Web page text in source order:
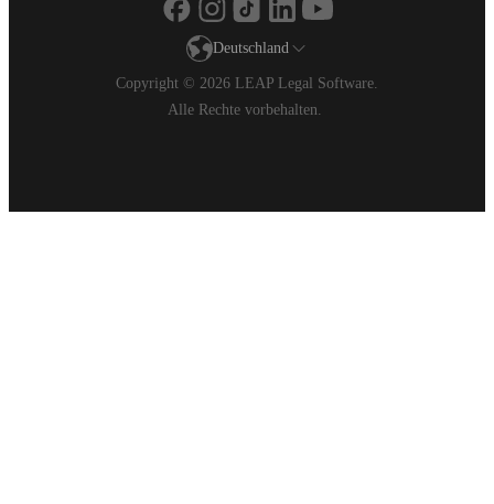
Deutschland
Copyright © 2026 LEAP Legal Software.
Alle Rechte vorbehalten.